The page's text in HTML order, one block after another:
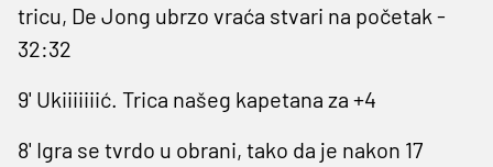
tricu, De Jong ubrzo vraća stvari na početak -
32:32
9' Ukiiiiiiić. Trica našeg kapetana za +4
8' Igra se tvrdo u obrani, tako da je nakon 17